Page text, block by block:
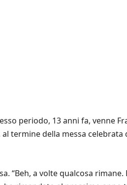
periodo, 13 anni fa, venne
termine della messa celebrata
“Beh, a volte qualcosa rimane.